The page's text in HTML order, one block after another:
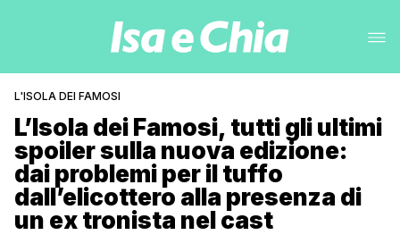
L'ISOLA DEI FAMOSI
L’Isola dei Famosi, tutti gli ultimi
spoiler sulla nuova edizione:
dai problemi per il tuffo
dall’elicottero alla presenza di
un ex tronista nel cast